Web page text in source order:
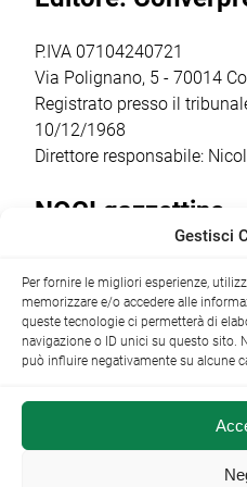
cantina […]
P.IVA 07104240721
Via Polignano, 5 - 70014
Registrato presso il
10/12/1968
Direttore responsabile:
NOCI gazzettino
+39 080 4979274|
Archivio
NOCI
Gestisci
Per fornire le migliori esperienze,
memorizzare e/o accedere alle
queste tecnologie ci permetterà di
navigazione o ID unici su questo sito.
può influire negativamente su alcune